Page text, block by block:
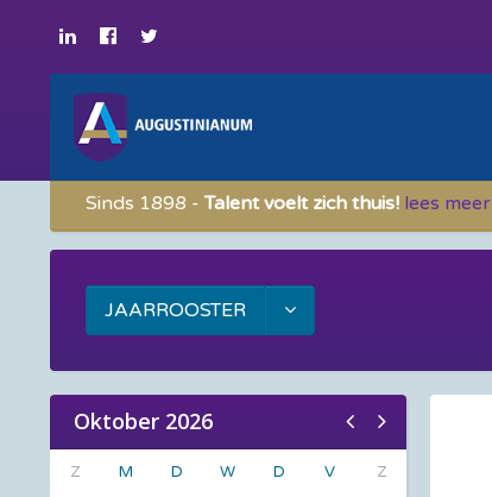
Sinds 1898 -Talent voelt zich thuis! lees meer
JAARROOSTER
Oktober 2026
Z M D W D V Z